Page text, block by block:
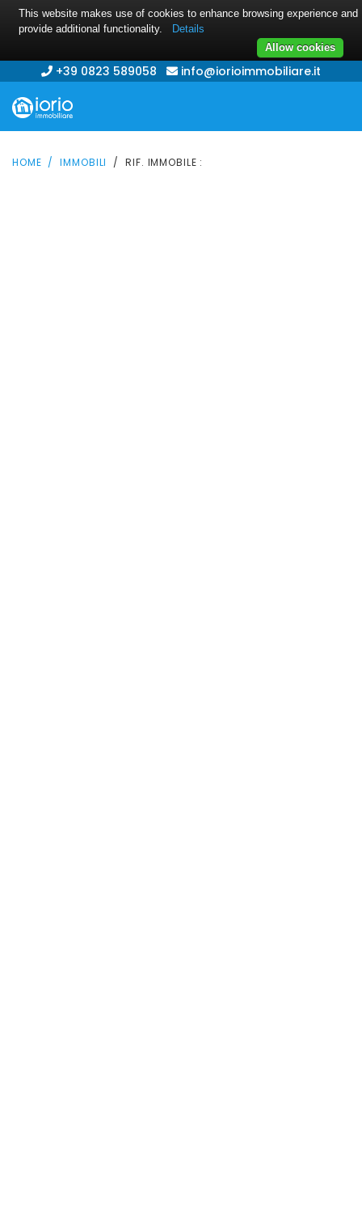
+39 0823 589058 info@iorioimmobiliare.it
HOME IMMOBILI RIF. IMMOBILE :
This website makes use of cookies to enhance browsing experience and
provide additional functionality.
Details
Allow cookies